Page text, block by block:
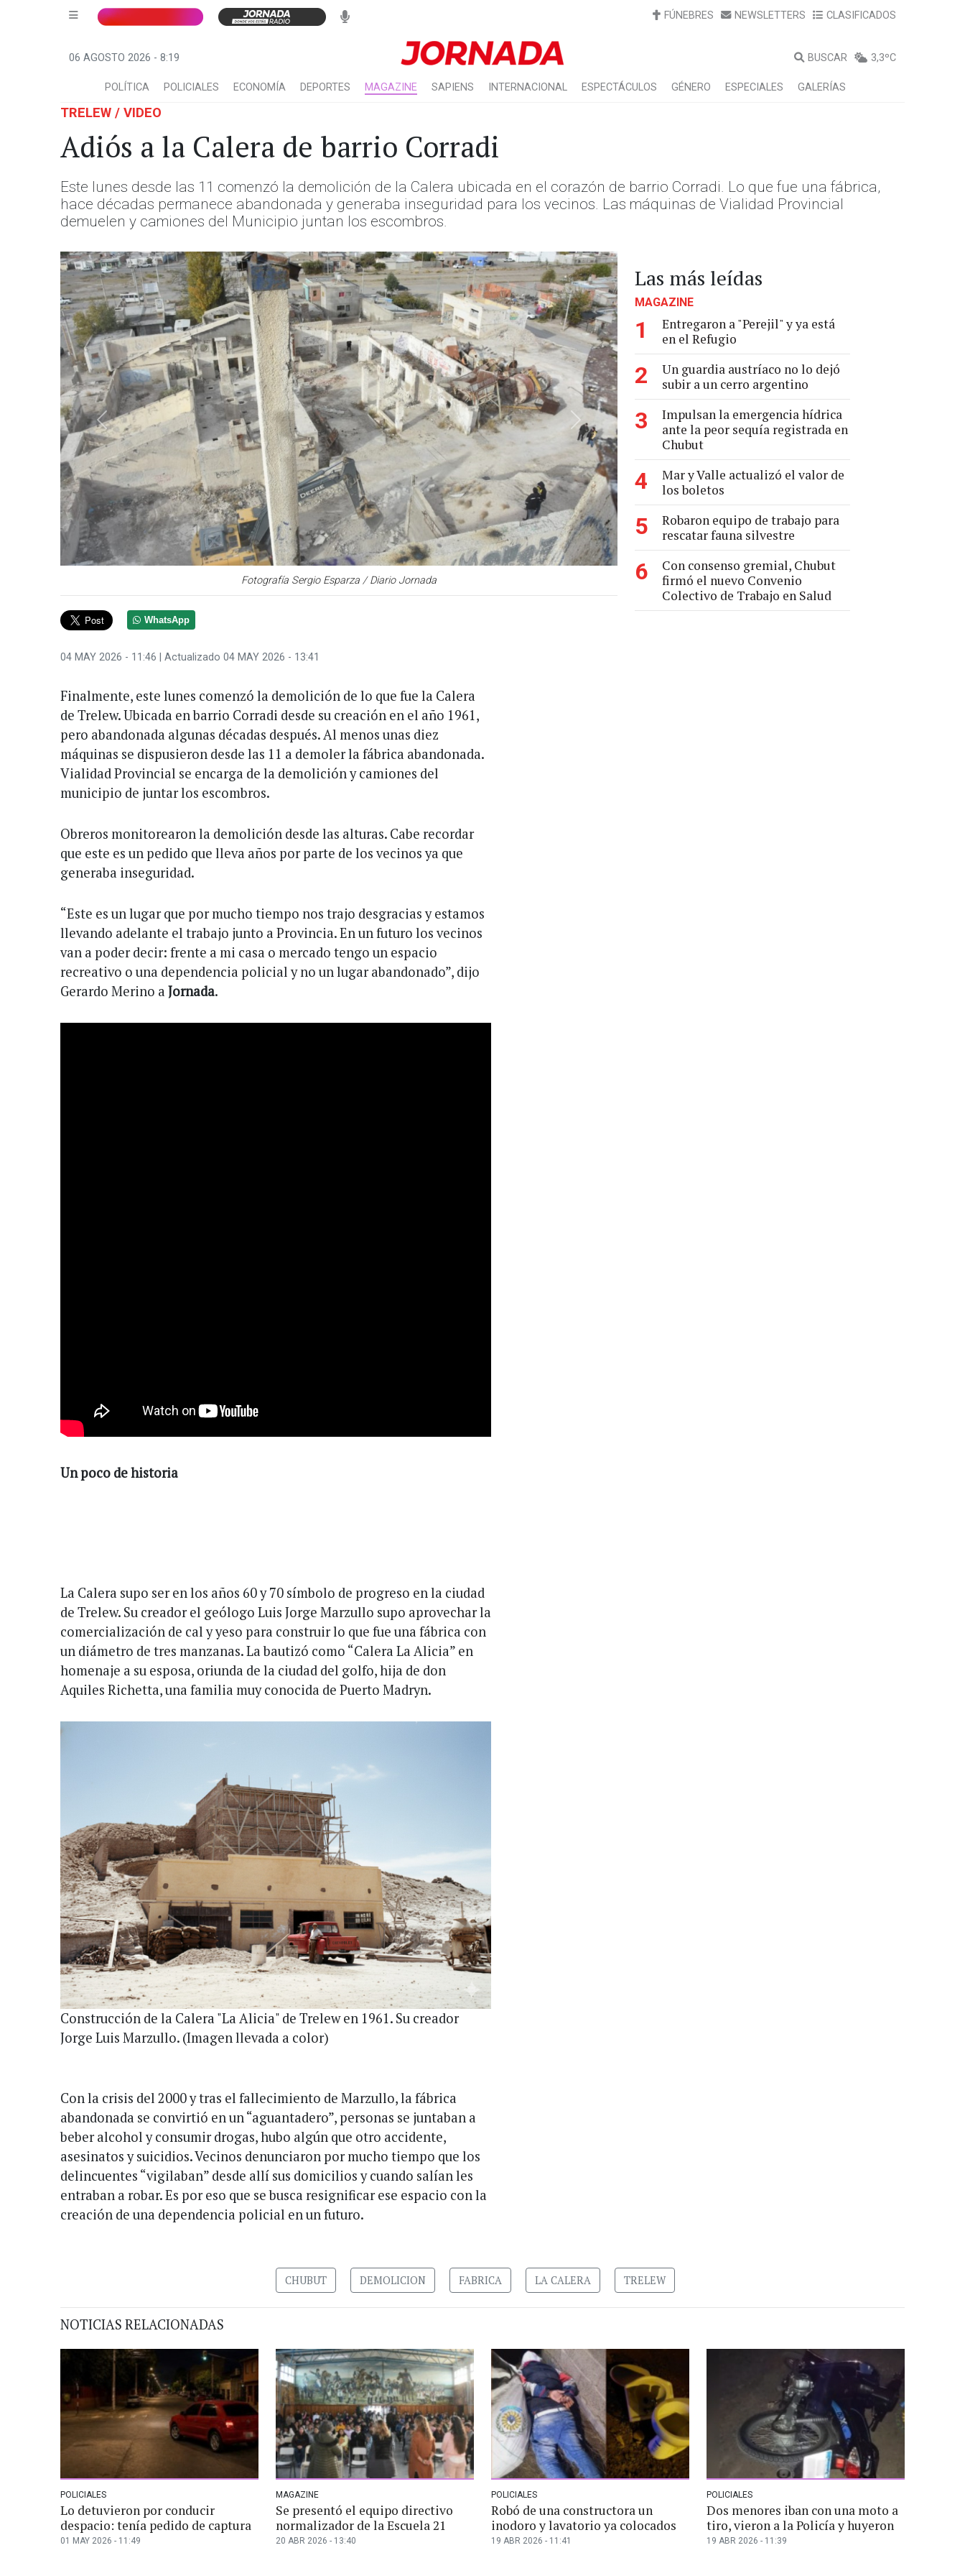
FÚNEBRES NEWSLETTERS CLASIFICADOS
06 AGOSTO 2026 - 8:19 BUSCAR 3,3ºC
POLÍTICA POLICIALES ECONOMÍA DEPORTES MAGAZINE SAPIENS INTERNACIONAL ESPECTÁCULOS GÉNERO ESPECIALES GALERÍAS
TRELEW / VIDEO
Adiós a la Calera de barrio Corradi
Este lunes desde las 11 comenzó la demolición de la Calera ubicada en el corazón de barrio Corradi. Lo que fue una fábrica,
hace décadas permanece abandonada y generaba inseguridad para los vecinos. Las máquinas de Vialidad Provincial
demuelen y camiones del Municipio juntan los escombros.
Fotografía Sergio Esparza / Diario Jornada
Anterior Siguiente
WhatsApp
04 MAY 2026 - 11:46 | Actualizado 04 MAY 2026 - 13:41
Finalmente, este lunes comenzó la demolición de lo que fue la Calera
de Trelew. Ubicada en barrio Corradi desde su creación en el año 1961,
pero abandonada algunas décadas después. Al menos unas diez
máquinas se dispusieron desde las 11 a demoler la fábrica abandonada.
Vialidad Provincial se encarga de la demolición y camiones del
municipio de juntar los escombros.
Obreros monitorearon la demolición desde las alturas. Cabe recordar
que este es un pedido que lleva años por parte de los vecinos ya que
generaba inseguridad.
“Este es un lugar que por mucho tiempo nos trajo desgracias y estamos
llevando adelante el trabajo junto a Provincia. En un futuro los vecinos
van a poder decir: frente a mi casa o mercado tengo un espacio
recreativo o una dependencia policial y no un lugar abandonado”, dijo
Gerardo Merino a Jornada.
Un poco de historia
La Calera supo ser en los años 60 y 70 símbolo de progreso en la ciudad
de Trelew. Su creador el geólogo Luis Jorge Marzullo supo aprovechar la
comercialización de cal y yeso para construir lo que fue una fábrica con
un diámetro de tres manzanas. La bautizó como “Calera La Alicia” en
homenaje a su esposa, oriunda de la ciudad del golfo, hija de don
Aquiles Richetta, una familia muy conocida de Puerto Madryn.
Construcción de la Calera "La Alicia" de Trelew en 1961. Su creador
Jorge Luis Marzullo. (Imagen llevada a color)
Con la crisis del 2000 y tras el fallecimiento de Marzullo, la fábrica
abandonada se convirtió en un “aguantadero”, personas se juntaban a
beber alcohol y consumir drogas, hubo algún que otro accidente,
asesinatos y suicidios. Vecinos denunciaron por mucho tiempo que los
delincuentes “vigilaban” desde allí sus domicilios y cuando salían les
entraban a robar. Es por eso que se busca resignificar ese espacio con la
creación de una dependencia policial en un futuro.
Las más leídas
MAGAZINE
1
Entregaron a "Perejil" y ya está
en el Refugio
2
Un guardia austríaco no lo dejó
subir a un cerro argentino
3
Impulsan la emergencia hídrica
ante la peor sequía registrada en
Chubut
4
Mar y Valle actualizó el valor de
los boletos
5
Robaron equipo de trabajo para
rescatar fauna silvestre
6
Con consenso gremial, Chubut
firmó el nuevo Convenio
Colectivo de Trabajo en Salud
CHUBUT DEMOLICION FABRICA LA CALERA TRELEW
NOTICIAS RELACIONADAS
POLICIALES
Lo detuvieron por conducir
despacio: tenía pedido de captura
01 MAY 2026 - 11:49
MAGAZINE
Se presentó el equipo directivo
normalizador de la Escuela 21
20 ABR 2026 - 13:40
POLICIALES
Robó de una constructora un
inodoro y lavatorio ya colocados
19 ABR 2026 - 11:41
POLICIALES
Dos menores iban con una moto a
tiro, vieron a la Policía y huyeron
19 ABR 2026 - 11:39